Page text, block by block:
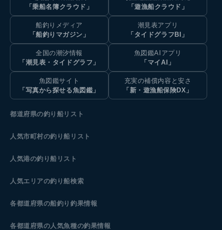
「乗船名簿クラウド」
「遊漁船クラウド」
船釣りメディア
「船釣りマガジン」
潮見表アプリ
「タイドグラフBI」
全国の潮汐情報
「潮見表・タイドグラフ」
魚図鑑AIアプリ
「マイAI」
魚図鑑サイト
「写真から探せる魚図鑑」
充実の補償内容と安さ
「新・遊漁船保険DX」
都道府県の釣り船リスト
人気市町村の釣り船リスト
人気港の釣り船リスト
人気エリアの釣り船検索
各都道府県の船釣り釣果情報
各都道府県の人気魚種の釣果情報